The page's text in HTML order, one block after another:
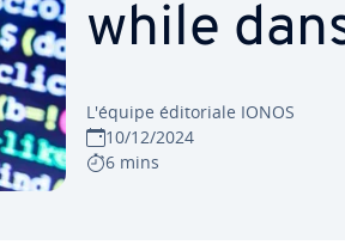
while
L'équipe édi­to­riale IONOS
10/12/2024
6 mins